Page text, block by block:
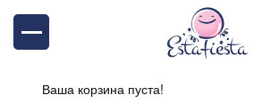
Ваша корзина пуста!